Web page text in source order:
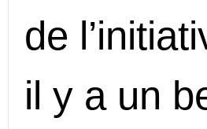
de
il y a un